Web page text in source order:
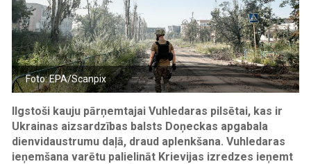
Foto: EPA/Scanpix
Ilgstoši kauju pārņemtajai Vuhledaras pilsētai, kas ir
Ukrainas aizsardzības balsts Doņeckas apgabala
dienvidaustrumu daļā, draud aplenkšana. Vuhledaras
ieņemšana varētu palielināt Krievijas izredzes ieņemt